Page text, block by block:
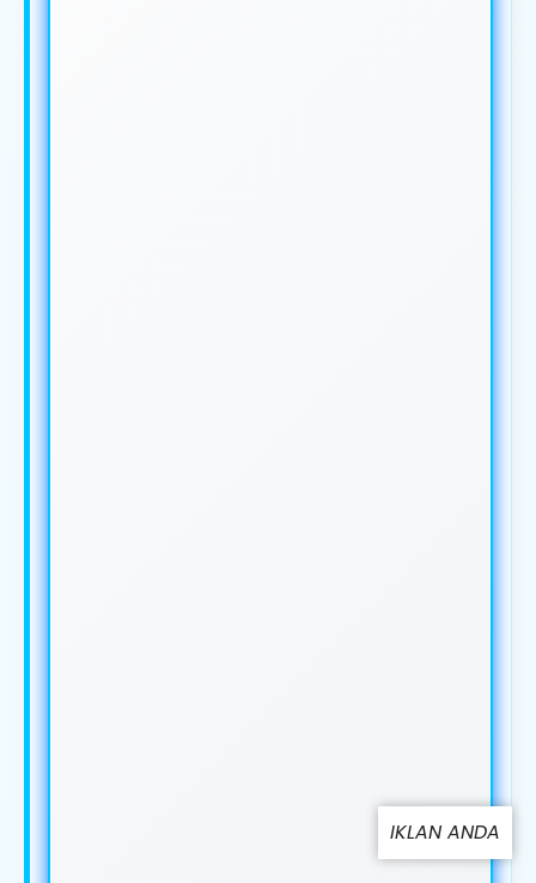
IKLAN ANDA